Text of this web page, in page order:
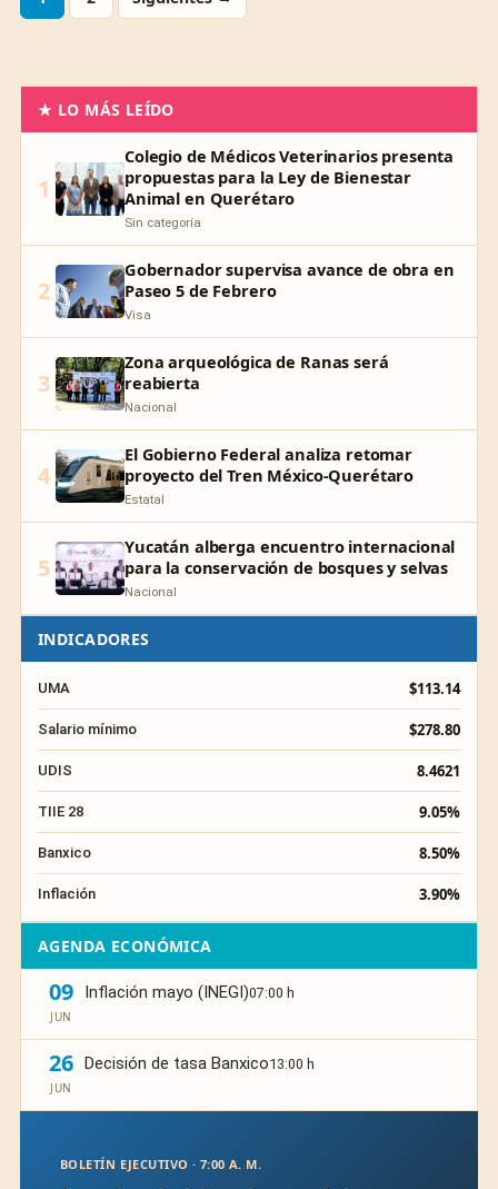
★ LO MÁS LEÍDO
1
Colegio de Médicos Veterinarios presenta
propuestas para la Ley de Bienestar
Animal en Querétaro
Sin categoría
2
Gobernador supervisa avance de obra en
Paseo 5 de Febrero
Visa
3
Zona arqueológica de Ranas será
reabierta
Nacional
4
El Gobierno Federal analiza retomar
proyecto del Tren México-Querétaro
Estatal
5
Yucatán alberga encuentro internacional
para la conservación de bosques y selvas
Nacional
INDICADORES
UMA $113.14
Salario mínimo $278.80
UDIS 8.4621
TIIE 28 9.05%
Banxico 8.50%
Inflación 3.90%
AGENDA ECONÓMICA
09
JUN
Inflación mayo (INEGI)07:00 h
26
JUN
Decisión de tasa Banxico13:00 h
BOLETÍN EJECUTIVO · 7:00 A. M.